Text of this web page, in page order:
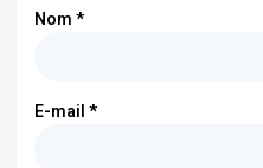
Nom*
E-mail*